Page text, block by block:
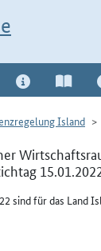
Island
sind für das Land